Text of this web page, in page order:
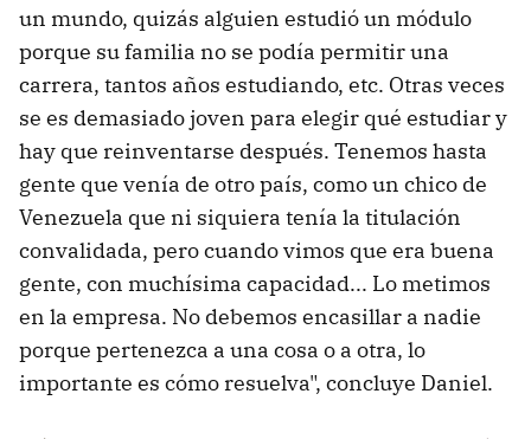
un mundo, quizás alguien estudió un módulo
porque su familia no se podía permitir una
carrera, tantos años estudiando, etc. Otras veces
se es demasiado joven para elegir qué estudiar y
hay que reinventarse después. Tenemos hasta
gente que venía de otro país, como un chico de
Venezuela que ni siquiera tenía la titulación
convalidada, pero cuando vimos que era buena
gente, con muchísima capacidad... Lo metimos
en la empresa. No debemos encasillar a nadie
porque pertenezca a una cosa o a otra, lo
importante es cómo resuelva", concluye Daniel.